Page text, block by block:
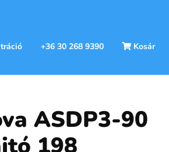
+36 30 268 9390 Kosár
ASDP3-90
198